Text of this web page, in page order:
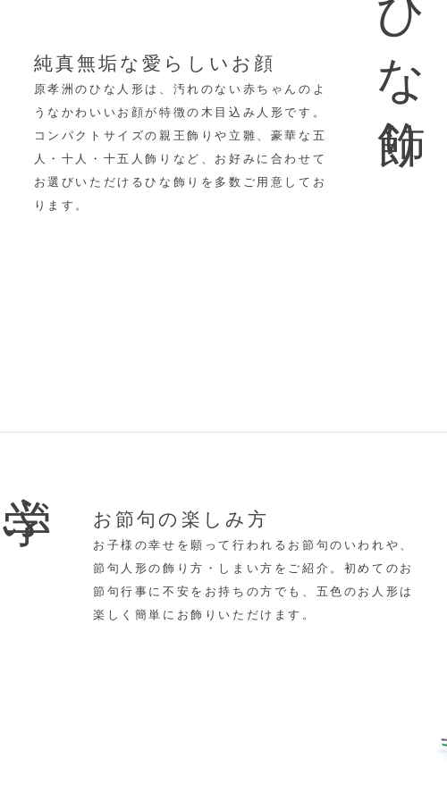
ひな飾り
純真無垢な愛らしいお顔
原孝洲のひな人形は、汚れのない赤ちゃんのよ
うなかわいいお顔が特徴の木目込み人形です。
コンパクトサイズの親王飾りや立雛、豪華な五
人・十人・十五人飾りなど、 お好みに合わせて
お選びいただけるひな飾りを多数ご用意してお
ります。
学ぶ お節句の楽しみ方
お子様の幸せを願って行われるお節句のいわれや、
節句人形の飾り方・しまい方をご紹介。初めてのお
節句行事に不安をお持ちの方でも、五色のお人形は
楽しく簡単にお飾りいただけます。